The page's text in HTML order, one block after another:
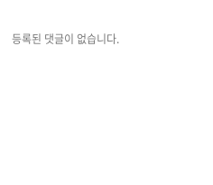
등록된 댓글이 없습니다.